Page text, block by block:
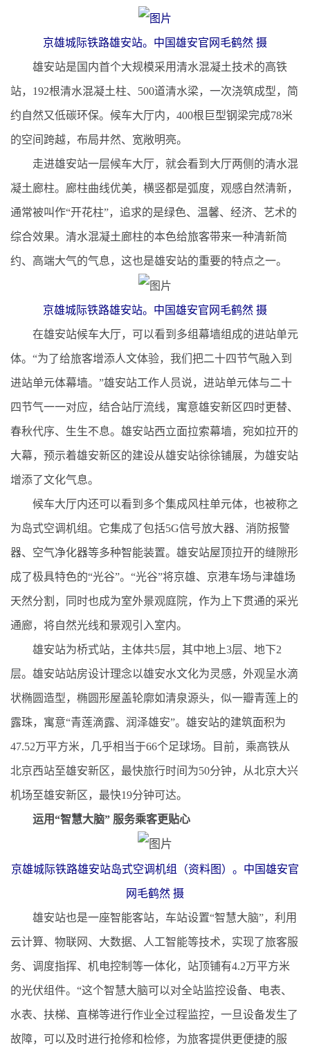
京雄城际铁路雄安站。中国雄安官网毛鹤然 摄
雄安站是国内首个大规模采用清水混凝土技术的高铁
站，192根清水混凝土柱、500道清水梁，一次浇筑成型，简
约自然又低碳环保。候车大厅内，400根巨型钢梁完成78米
的空间跨越，布局井然、宽敞明亮。
走进雄安站一层候车大厅，就会看到大厅两侧的清水混
凝土廊柱。廊柱曲线优美，横竖都是弧度，观感自然清新，
通常被叫作“开花柱”，追求的是绿色、温馨、经济、艺术的
综合效果。清水混凝土廊柱的本色给旅客带来一种清新简
约、高端大气的气息，这也是雄安站的重要的特点之一。
京雄城际铁路雄安站。中国雄安官网毛鹤然 摄
在雄安站候车大厅，可以看到多组幕墙组成的进站单元
体。“为了给旅客增添人文体验，我们把二十四节气融入到
进站单元体幕墙。”雄安站工作人员说，进站单元体与二十
四节气一一对应，结合站厅流线，寓意雄安新区四时更替、
春秋代序、生生不息。雄安站西立面拉索幕墙，宛如拉开的
大幕，预示着雄安新区的建设从雄安站徐徐铺展，为雄安站
增添了文化气息。
候车大厅内还可以看到多个集成风柱单元体，也被称之
为岛式空调机组。它集成了包括5G信号放大器、消防报警
器、空气净化器等多种智能装置。雄安站屋顶拉开的缝隙形
成了极具特色的“光谷”。“光谷”将京雄、京港车场与津雄场
天然分割，同时也成为室外景观庭院，作为上下贯通的采光
通廊，将自然光线和景观引入室内。
雄安站为桥式站，主体共5层，其中地上3层、地下2
层。雄安站站房设计理念以雄安水文化为灵感，外观呈水滴
状椭圆造型，椭圆形屋盖轮廓如清泉源头，似一瓣青莲上的
露珠，寓意“青莲滴露、润泽雄安”。雄安站的建筑面积为
47.52万平方米，几乎相当于66个足球场。目前，乘高铁从
北京西站至雄安新区，最快旅行时间为50分钟，从北京大兴
机场至雄安新区，最快19分钟可达。
运用“智慧大脑” 服务乘客更贴心
京雄城际铁路雄安站岛式空调机组（资料图）。中国雄安官
网毛鹤然 摄
雄安站也是一座智能客站，车站设置“智慧大脑”，利用
云计算、物联网、大数据、人工智能等技术，实现了旅客服
务、调度指挥、机电控制等一体化，站顶铺有4.2万平方米
的光伏组件。“这个智慧大脑可以对全站监控设备、电表、
水表、扶梯、直梯等进行作业全过程监控，一旦设备发生了
故障，可以及时进行抢修和检修，为旅客提供更便捷的服